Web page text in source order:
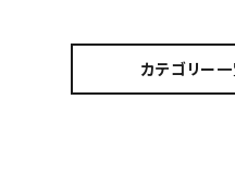
カテゴリー